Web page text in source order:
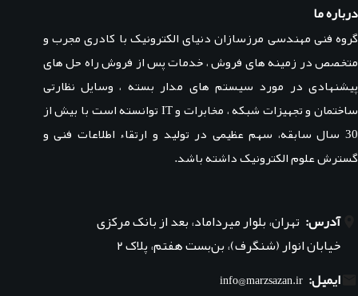
درباره ما
گروه فنی مهندسی مرزسازان دنیای الکترونیک با کادری مجرب و
متخصص در زمینه های فروش ، خدمات پس از فروش راه حل های
پیشنهادی در مورد سیستم های مدار بسته ، وسایل نظارتی
ساختمان و تجهیزات شبکه ، مخابرات و IT توانسته است با بیش از
30 سال سابقه، سهم عظیمی در تولید و ارتقاء اطلاعات فنی و
گسترش علوم الکترونیک داشته باشد.
آدرس: تهران، بلوار میرداماد، بعد از بانک مرکزی
خیابان انوار (شنگرف)، بن‌بست هفتم، پلاک ۲
ایمیل: info@marzsazan.ir